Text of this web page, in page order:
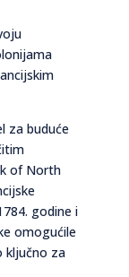
za buduće
of North
godine i
omogućile
ključno za